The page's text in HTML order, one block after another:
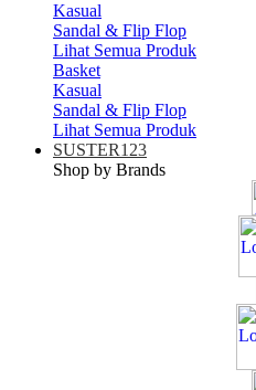
Kasual
Sandal & Flip Flop
Lihat Semua Produk
Basket
Kasual
Sandal & Flip Flop
Lihat Semua Produk
SUSTER123
Shop by Brands